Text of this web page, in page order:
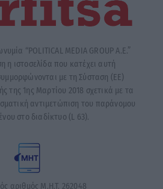
“POLITICAL MEDIA GROUP A.E.”
η ιστοσελίδα που κατέχει αυτή
με τη Σύσταση (ΕΕ)
της 1ης Μαρτίου 2018 σχετικά με τα
αντιμετώπιση του παράνομου
στο διαδίκτυο (L 63).
αριθμός Μ.Η.Τ. 262048